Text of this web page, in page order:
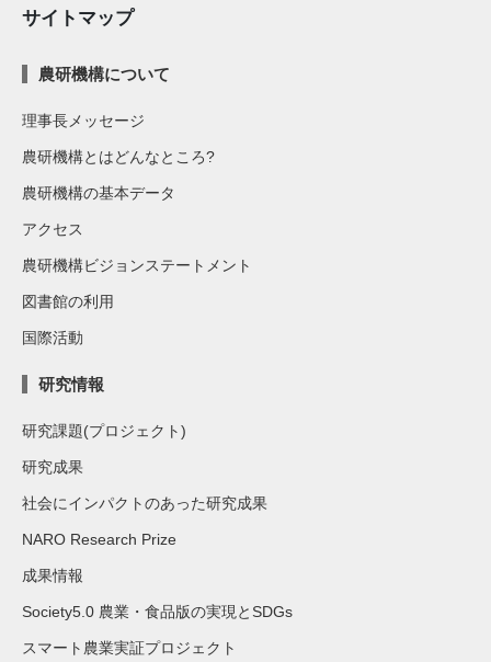
サイトマップ
農研機構について
理事長メッセージ
農研機構とはどんなところ?
農研機構の基本データ
アクセス
農研機構ビジョンステートメント
図書館の利用
国際活動
研究情報
研究課題(プロジェクト)
研究成果
社会にインパクトのあった研究成果
NARO Research Prize
成果情報
Society5.0 農業・食品版の実現とSDGs
スマート農業実証プロジェクト